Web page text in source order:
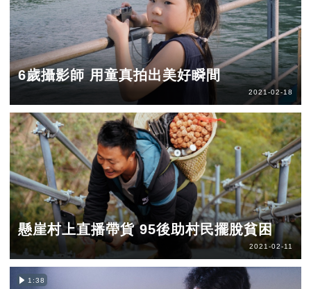
6歲攝影師 用童真拍出美好瞬間
2021-02-18
懸崖村上直播帶貨 95後助村民擺脫貧困
2021-02-11
1:38